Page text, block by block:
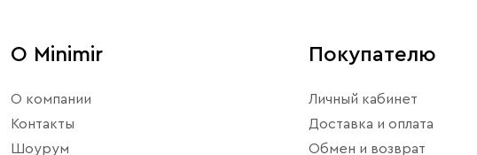
О Minimir
О компании
Контакты
Шоурум
Покупателю
Личный кабинет
Доставка и оплата
Обмен и возврат